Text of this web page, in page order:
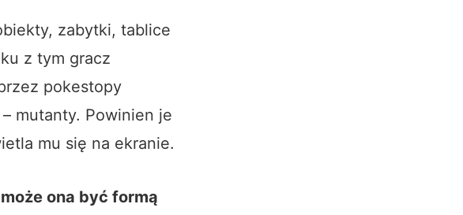
zabytki, tablice
z tym gracz
pokestopy
mutanty. Powinien je
mu się na ekranie.
ona być formą